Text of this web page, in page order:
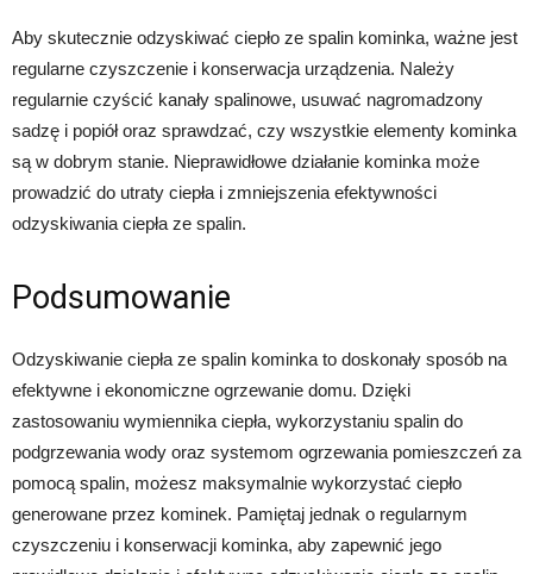
Aby skutecznie odzyskiwać ciepło ze spalin kominka, ważne jest
regularne czyszczenie i konserwacja urządzenia. Należy
regularnie czyścić kanały spalinowe, usuwać nagromadzony
sadzę i popiół oraz sprawdzać, czy wszystkie elementy kominka
są w dobrym stanie. Nieprawidłowe działanie kominka może
prowadzić do utraty ciepła i zmniejszenia efektywności
odzyskiwania ciepła ze spalin.
Podsumowanie
Odzyskiwanie ciepła ze spalin kominka to doskonały sposób na
efektywne i ekonomiczne ogrzewanie domu. Dzięki
zastosowaniu wymiennika ciepła, wykorzystaniu spalin do
podgrzewania wody oraz systemom ogrzewania pomieszczeń za
pomocą spalin, możesz maksymalnie wykorzystać ciepło
generowane przez kominek. Pamiętaj jednak o regularnym
czyszczeniu i konserwacji kominka, aby zapewnić jego